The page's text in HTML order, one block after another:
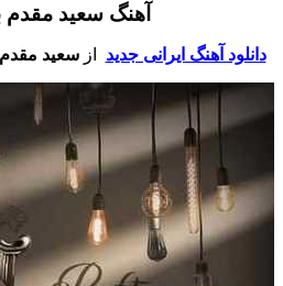
آهنگ سعید مقدم
دانلود آهنگ ایرانی جدید ازسعید مقدم